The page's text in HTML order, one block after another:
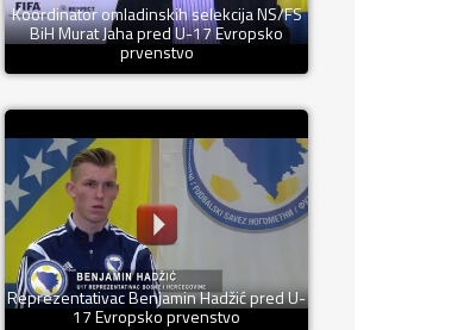
Koordinator omladinskih selekcija NS/FS
BiH Murat Jaha pred U-17 Evropsko
prvenstvo
Reprezentativac Benjamin Hadžić pred U-
17 Evropsko prvenstvo